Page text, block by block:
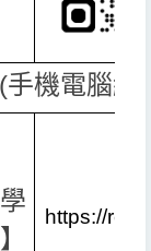
機電腦網
學
https://